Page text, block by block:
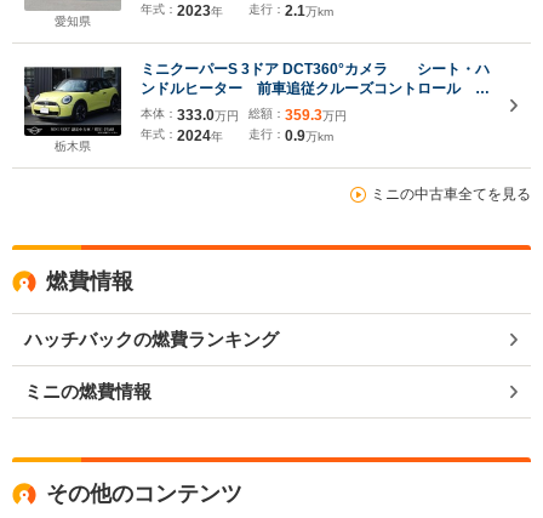
愛知県
年式： 2023年
走行： 2.1万km
栃木県
ミニクーパーS 3ドア DCT360°カメラ シート・ハ
ンドルヒーター 前車追従クルーズコントロール ハ
ンドル支援 ナビ純正 アップルカープレイ・アンド
ロイドオート 前後センサー サニーサイドイエロー
本体： 333.0万円
年式： 2024年
総額： 359.3万円
走行： 0.9万km
ミニの中古車全てを見る
燃費情報
ハッチバックの燃費ランキング
ミニの燃費情報
その他のコンテンツ